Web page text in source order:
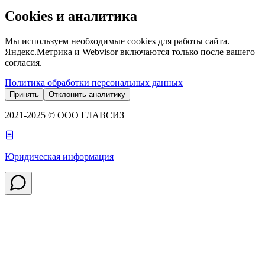
Cookies и аналитика
Мы используем необходимые cookies для работы сайта.
Яндекс.Метрика и Webvisor включаются только после вашего
согласия.
Политика обработки персональных данных
Принять Отклонить аналитику
2021-2025 © ООО ГЛАВСИЗ
Юридическая информация